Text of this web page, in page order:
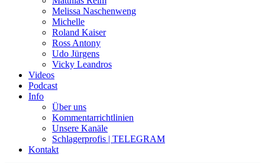
Melissa Naschenweng
Michelle
Roland Kaiser
Ross Antony
Udo Jürgens
Vicky Leandros
Videos
Podcast
Info
Über uns
Kommentarrichtlinien
Unsere Kanäle
Schlagerprofis | TELEGRAM
Kontakt